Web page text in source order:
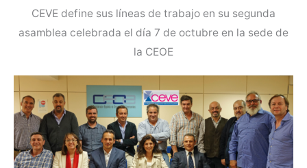
CEVE define sus líneas de trabajo en su segunda
asamblea celebrada el día 7 de octubre en la sede de
la CEOE